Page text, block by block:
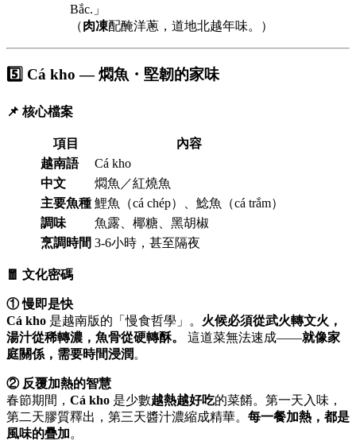
Bắc.」
（肉凍配醃洋蔥，道地北越年味。）
5️⃣ Cá kho — 燜魚・堅韌的家味
📌 核心檔案
項目
內容
越南語
Cá kho
中文
燜魚／紅燒魚
主要魚種 鯉魚（cá chép）、鯰魚（cá trắm）
調味
魚露、椰糖、黑胡椒
烹調時間 3-6小時，甚至隔夜
🧧 文化密碼
① 慢即是快
Cá kho 是越南版的「慢食哲學」。 火候必須從武火轉文火，
湯汁從稀轉濃，魚骨從硬轉酥。
這道菜無法速成——就像家
庭關係，需要時間浸潤。
② 反覆加熱的智慧
春節期間， Cá kho 是少數越熱越好吃的菜餚。第一天入味，
第二天膠質釋出，第三天醬汁濃縮成精華。 每一餐加熱，都是
風味的疊加。